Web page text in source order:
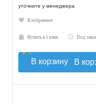
уточните у менеджера
В избранное
Купить в 1 клик Под заказ
В